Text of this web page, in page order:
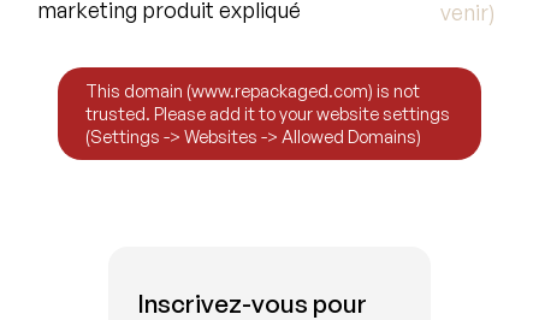
marketing produit expliqué
venir)
Inscrivez-vous pour